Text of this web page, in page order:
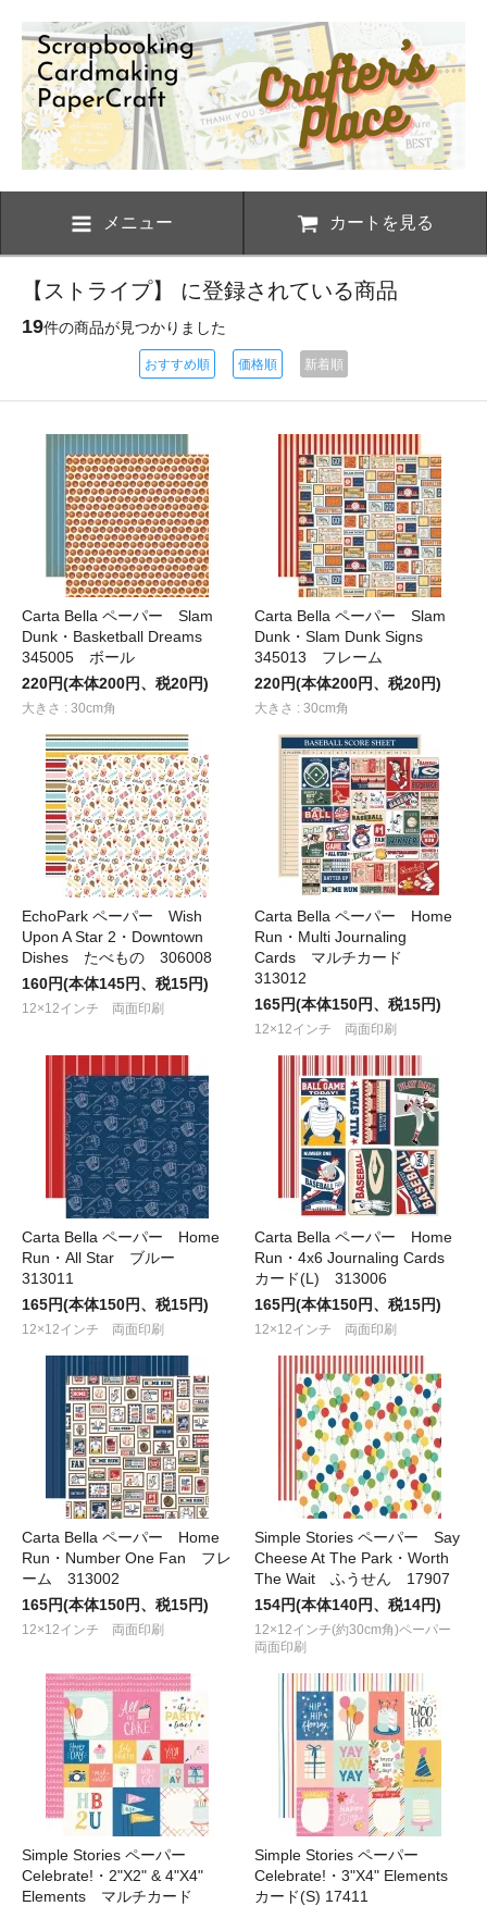
メニュー カートを見る
【ストライプ】 に登録されている商品
19件の商品が見つかりました
おすすめ順 価格順 新着順
Carta Bella ペーパー Slam
Dunk・Basketball Dreams
345005 ボール
220円(本体200円、税20円)
大きさ : 30cm角
Carta Bella ペーパー Slam
Dunk・Slam Dunk Signs
345013 フレーム
220円(本体200円、税20円)
大きさ : 30cm角
EchoPark ペーパー Wish
Upon A Star 2・Downtown
Dishes たべもの 306008
160円(本体145円、税15円)
12×12インチ 両面印刷
Carta Bella ペーパー Home
Run・Multi Journaling
Cards マルチカード
313012
165円(本体150円、税15円)
12×12インチ 両面印刷
Carta Bella ペーパー Home
Run・All Star ブルー
313011
165円(本体150円、税15円)
12×12インチ 両面印刷
Carta Bella ペーパー Home
Run・4x6 Journaling Cards
カード(L) 313006
165円(本体150円、税15円)
12×12インチ 両面印刷
Carta Bella ペーパー Home
Run・Number One Fan フレ
ーム 313002
165円(本体150円、税15円)
12×12インチ 両面印刷
Simple Stories ペーパー Say
Cheese At The Park・Worth
The Wait ふうせん 17907
154円(本体140円、税14円)
12×12インチ(約30cm角)ペーパー
両面印刷
Simple Stories ペーパー
Celebrate!・2"X2" & 4"X4"
Elements マルチカード
Simple Stories ペーパー
Celebrate!・3"X4" Elements
カード(S) 17411